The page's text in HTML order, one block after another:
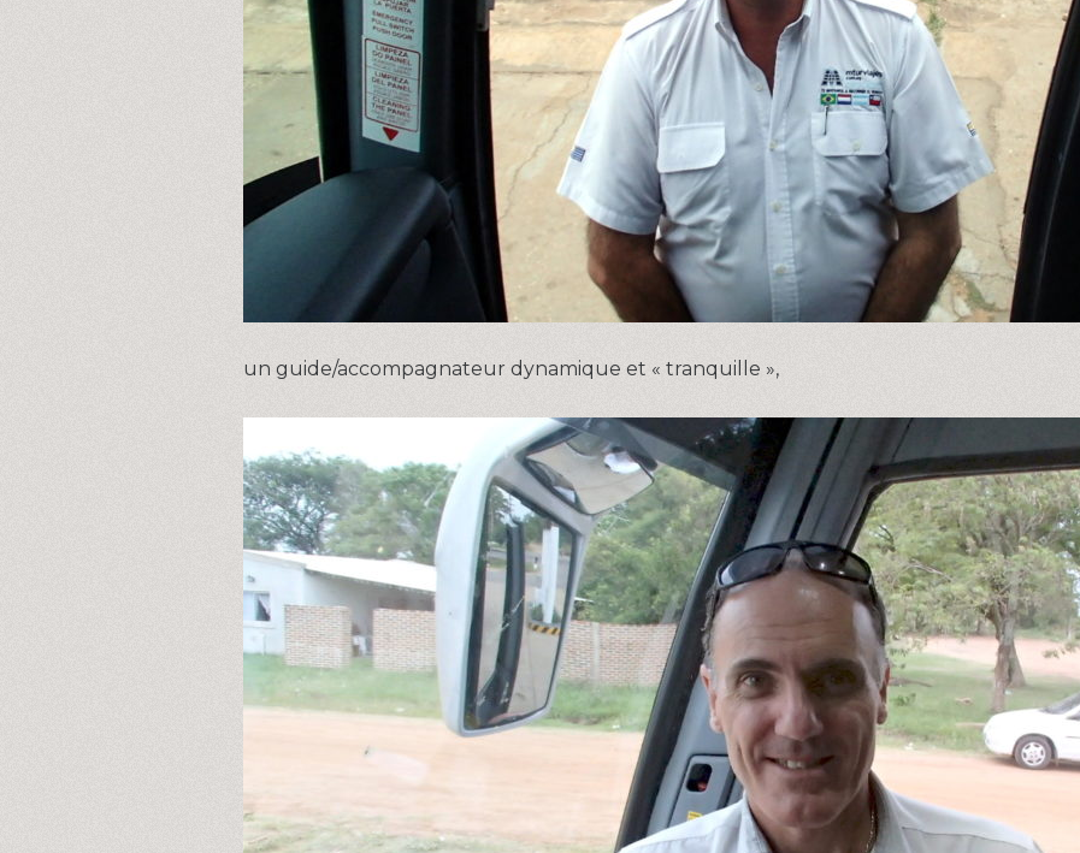
un guide/accompagnateur dynamique et « tranquille »,